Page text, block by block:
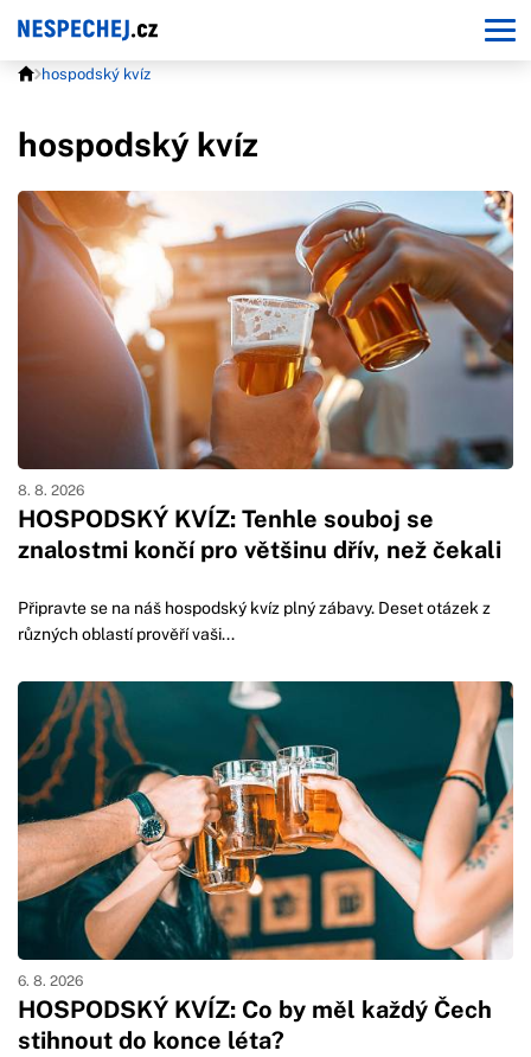
hospodský kvíz
hospodský kvíz
HOSPODSKÝ KVÍZ: Tenhle souboj se
znalostmi končí pro většinu dřív, než čekali
8. 8. 2026
Připravte se na náš hospodský kvíz plný zábavy. Deset otázek z
různých oblastí prověří vaši...
HOSPODSKÝ KVÍZ: Co by měl každý Čech
stihnout do konce léta?
6. 8. 2026